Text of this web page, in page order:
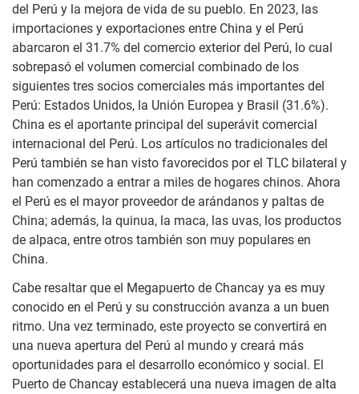
del Perú y la mejora de vida de su pueblo. En 2023, las
importaciones y exportaciones entre China y el Perú
abarcaron el 31.7% del comercio exterior del Perú, lo cual
sobrepasó el volumen comercial combinado de los
siguientes tres socios comerciales más importantes del
Perú: Estados Unidos, la Unión Europea y Brasil (31.6%).
China es el aportante principal del superávit comercial
internacional del Perú. Los artículos no tradicionales del
Perú también se han visto favorecidos por el TLC bilateral y
han comenzado a entrar a miles de hogares chinos. Ahora
el Perú es el mayor proveedor de arándanos y paltas de
China; además, la quinua, la maca, las uvas, los productos
de alpaca, entre otros también son muy populares en
China.
Cabe resaltar que el Megapuerto de Chancay ya es muy
conocido en el Perú y su construcción avanza a un buen
ritmo. Una vez terminado, este proyecto se convertirá en
una nueva apertura del Perú al mundo y creará más
oportunidades para el desarrollo económico y social. El
Puerto de Chancay establecerá una nueva imagen de alta